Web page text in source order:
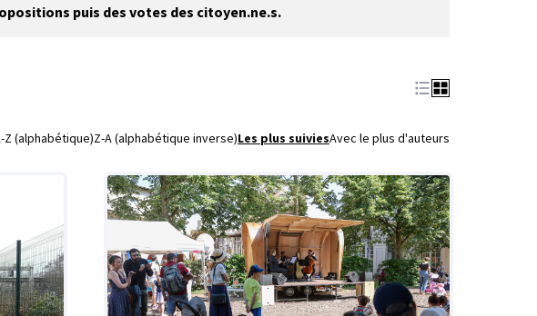
puis des votes des citoyen.ne.s.
Z (alphabétique)Z-A (alphabétique inverse)Les plus suiviesAvec le plus d'auteurs